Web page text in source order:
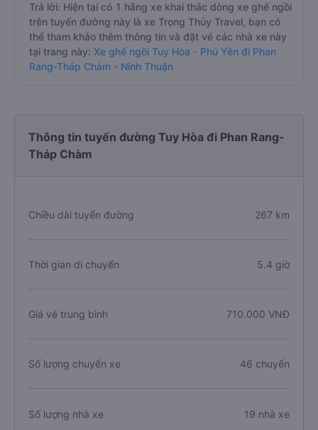
Trả lời: Hiện tại có 1 hãng xe khai thác dòng xe ghế ngồi
trên tuyến đường này là xe Trọng Thủy Travel, bạn có
thể tham khảo thêm thông tin và đặt vé các nhà xe này
tại trang này: Xe ghế ngồi Tuy Hòa - Phú Yên đi Phan
Rang-Tháp Chàm - Ninh Thuận
Thông tin tuyến đường Tuy Hòa đi Phan Rang-
Tháp Chàm
Chiều dài tuyến đường 267 km
Thời gian di chuyển 5.4 giờ
Giá vé trung bình 710.000 VNĐ
Số lượng chuyến xe 46 chuyến
Số lượng nhà xe 19 nhà xe